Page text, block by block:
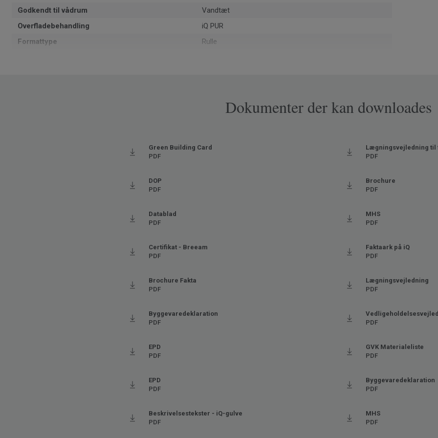
Godkendt til vådrum
Vandtæt
Overfladebehandling
iQ PUR
Formattype
Rulle
2.75
Dokumenter der kan downloades
Green Building Card
PDF
Lægningsvejledning til
PDF
DOP
PDF
Brochure
PDF
Datablad
PDF
MHS
PDF
Certifikat - Breeam
PDF
Faktaark på iQ
PDF
Brochure Fakta
PDF
Lægningsvejledning
PDF
Byggevaredeklaration
PDF
PDF
EPD
PDF
GVK Materialeliste
PDF
EPD
PDF
Byggevaredeklaration
PDF
Beskrivelsestekster - iQ-gulve
PDF
MHS
PDF